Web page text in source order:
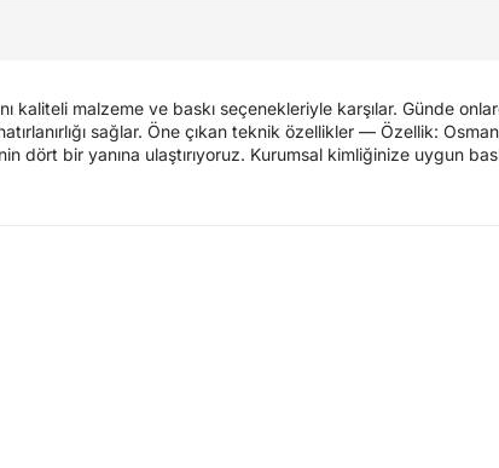
kaliteli malzeme ve baskı seçenekleriyle karşılar. Günde
sağlar. Öne çıkan teknik özellikler — Özellik:
bir yanına ulaştırıyoruz. Kurumsal kimliğinize uygun